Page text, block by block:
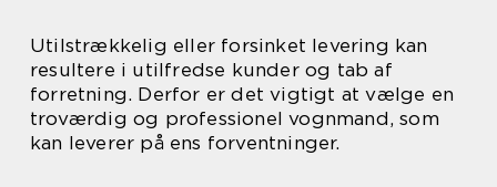
Utilstrækkelig eller forsinket levering kan
resultere i utilfredse kunder og tab af
forretning. Derfor er det vigtigt at vælge en
troværdig og professionel vognmand, som
kan leverer på ens forventninger.